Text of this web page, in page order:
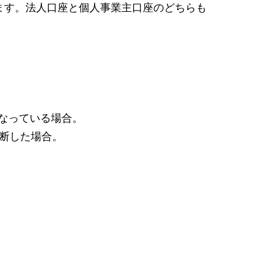
。法人口座と個人事業主口座のどちらも
ている場合。
した場合。